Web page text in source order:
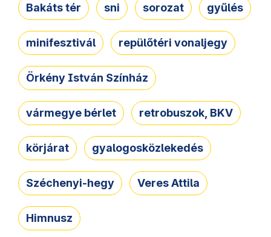
Bakáts tér sni sorozat gyűlés
minifesztivál repülőtéri vonaljegy
Örkény István Színház
vármegye bérlet retrobuszok, BKV
körjárat gyalogosközlekedés
Széchenyi-hegy Veres Attila
Himnusz